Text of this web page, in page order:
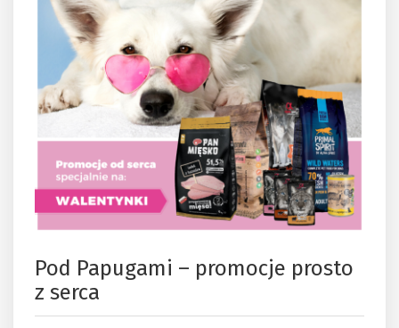
Pod Papugami – promocje prosto
z serca